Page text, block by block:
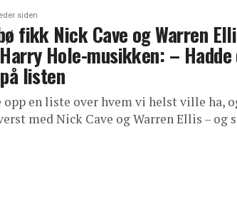
siden
fikk Nick Cave og Warren
Hole-musikken: – Hadde
listen
opp en liste over hvem vi helst ville ha,
med Nick Cave og Warren Ellis – og